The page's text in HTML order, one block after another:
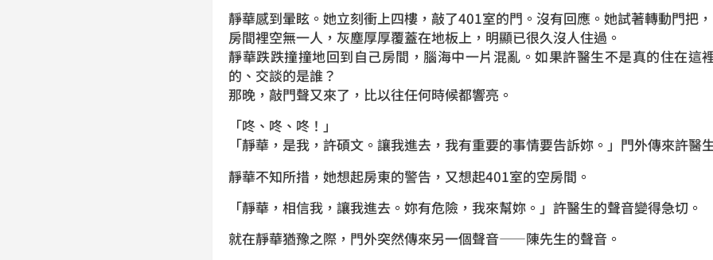
靜華感到暈眩。她立刻衝上四樓，敲了401室的門。沒有回應。她試著轉動門把
房間裡空無一人，灰塵厚厚覆蓋在地板上，明顯已很久沒人住過。
靜華跌跌撞撞地回到自己房間，腦海中一片混亂。如果許醫生不是真的住在這
的、交談的是誰？
那晚，敲門聲又來了，比以往任何時候都響亮。
「咚、咚、咚！」
「靜華，是我，許碩文。讓我進去，我有重要的事情要告訴妳。」門外傳來許醫
靜華不知所措，她想起房東的警告，又想起401室的空房間。
「靜華，相信我，讓我進去。妳有危險，我來幫妳。」許醫生的聲音變得急切。
就在靜華猶豫之際，門外突然傳來另一個聲音——陳先生的聲音。